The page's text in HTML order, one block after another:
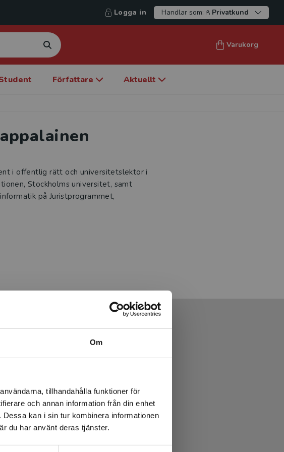
Om
tillhandahålla funktioner för
och annan information från din enhet
kan i sin tur kombinera informationen
du har använt deras tjänster.
via en
utanför
Logga in Handlar som: Privatkund
Varukorg
Författare Aktuellt
i offentlig rätt och universitetslektor i
Stockholms universitet, samt
på Juristprogrammet,